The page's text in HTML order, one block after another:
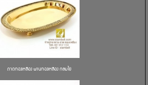
ถาดทองเหลือง พานทองเหลือง กลมไข่